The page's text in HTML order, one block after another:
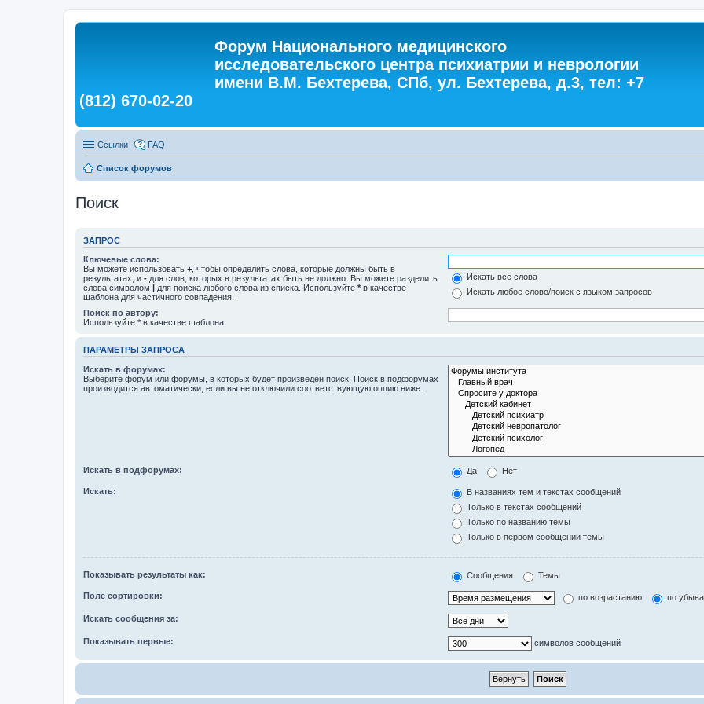
Форум Национального медицинского
исследовательского центра психиатрии и неврологии
имени В.М. Бехтерева, СПб, ул. Бехтерева, д.3, тел: +7
(812) 670-02-20
Ссылки FAQ
Список форумов
Поиск
ЗАПРОС
Ключевые слова:
Вы можете использовать + , чтобы определить слова, которые должны быть в
результатах, и - для слов, которых в результатах быть не должно. Вы можете разделить
слова символом | для поиска любого слова из списка. Используйте * в качестве
шаблона для частичного совпадения.
Искать все слова
Искать любое слово/поиск с языком запросов
Поиск по автору:
Используйте * в качестве шаблона.
ПАРАМЕТРЫ ЗАПРОСА
Искать в форумах:
Выберите форум или форумы, в которых будет произведён поиск. Поиск в подфорумах
производится автоматически, если вы не отключили соответствующую опцию ниже.
Искать в подфорумах: Да Нет
Искать:
В названиях тем и текстах сообщений
Только в текстах сообщений
Только по названию темы
Только в первом сообщении темы
Показывать результаты как: Сообщения Темы
Поле сортировки: по возрастанию по
Искать сообщения за:
Показывать первые: символов сообщений